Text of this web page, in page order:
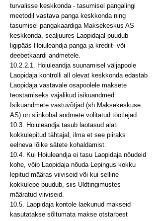
turvalisse keskkonda - tasumisel pangalingi
meetodil vastava panga keskkonda ning
tasumisel pangakaardiga Maksekeskus AS
keskkonda, sealjuures Laopidajal puudub
ligipääs Hoiuleandja panga ja krediit- või
deebetkaardi andmetele.
10.2.2.1. Hoiuleandja suunamisel väljapoole
Laopidaja kontrolli all olevat keskkonda edastab
Laopidaja vastavale osapoolele maksete
teostamiseks vajalikud isikuandmed.
Isikuandmete vastuvõtjad (sh Maksekeskuse
AS) on siinkohal andmete volitatud töötlejad.
10.3. Hoiuleandja tasub laotasud alati
kokkulepitud tähtajal, ilma et see piiraks
eelneva lõike sätete kohaldamist.
10.4. Kui Hoiuleandja ei tasu Laopidaja nõudeid
kohe, võib Laopidaja nõuda Lepingus kokku
lepitud määras viiviseid või kui selline
kokkulepe puudub, siis Üldtingimustes
määratud viiviseid.
10.5. Laopidaja kontole laekunud makseid
kasutatakse sõltumata makse otstarbest